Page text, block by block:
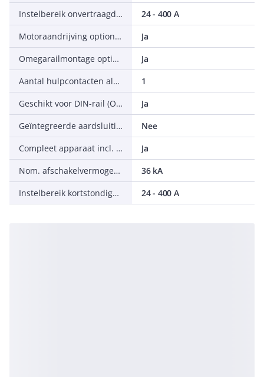
Instelbereik onvertraagde kortsluitbeveiliging
24 - 400 A
Motoraandrijving optioneel
Ja
Omegarailmontage optioneel
Ja
Aantal hulpcontacten als wisselcontact
1
Geschikt voor DIN-rail (Omega-rail) montage
Ja
Geïntegreerde aardsluitingsbeveiliging
Nee
Compleet apparaat incl. beveiligingsunit
Ja
Nom. afschakelvermogen Icu bij 400 V, 50 Hz
36 kA
Instelbereik kortstondigvertraagde kortsluitactivering
24 - 400 A